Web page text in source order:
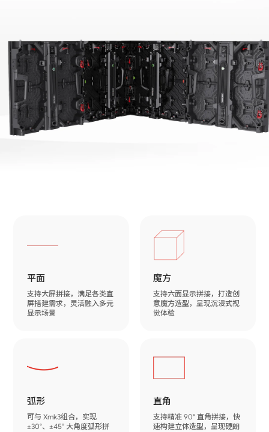
平面
支持大屏拼接，满足各类直
屏搭建需求，灵活融入多元
显示场景
魔方
支持六面显示拼接，打造创
意魔方造型，呈现沉浸式视
觉体验
弧形
可与 Xmk3组合，实现
±30°、±45° 大角度弧形拼
直角
支持精准 90° 直角拼接，快
速构建立体造型，呈现硬朗